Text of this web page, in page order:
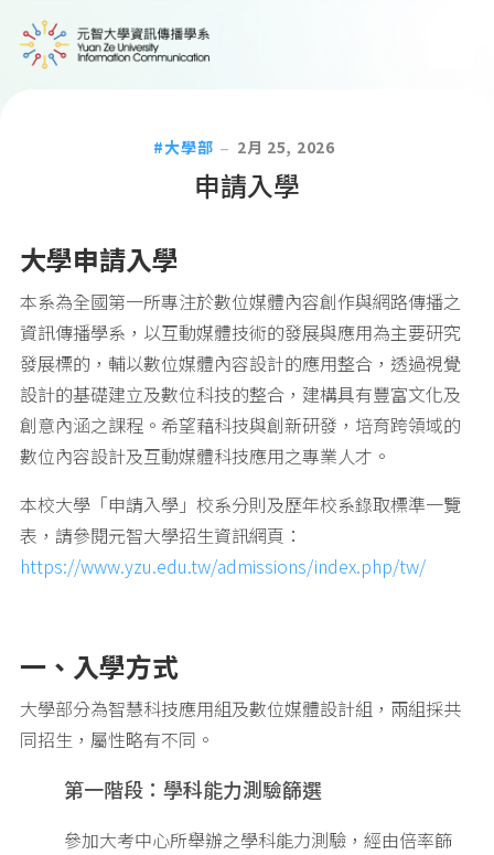
大學部 2月 25, 2026
申請入學
大學申請入學
本系為全國第一所專注於數位媒體內容創作與網路傳播之
資訊傳播學系，以互動媒體技術的發展與應用為主要研究
發展標的，輔以數位媒體內容設計的應用整合，透過視覺
設計的基礎建立及數位科技的整合，建構具有豐富文化及
創意內涵之課程。希望藉科技與創新研發，培育跨領域的
數位內容設計及互動媒體科技應用之專業人才。
本校大學「申請入學」校系分則及歷年校系錄取標準一覽
表，請參閱元智大學招生資訊網頁：
https://www.yzu.edu.tw/admissions/index.php/tw/
一、入學方式
大學部分為智慧科技應用組及數位媒體設計組，兩組採共
同招生，屬性略有不同。
第一階段：學科能力測驗篩選
參加大考中心所舉辦之學科能力測驗，經由倍率篩